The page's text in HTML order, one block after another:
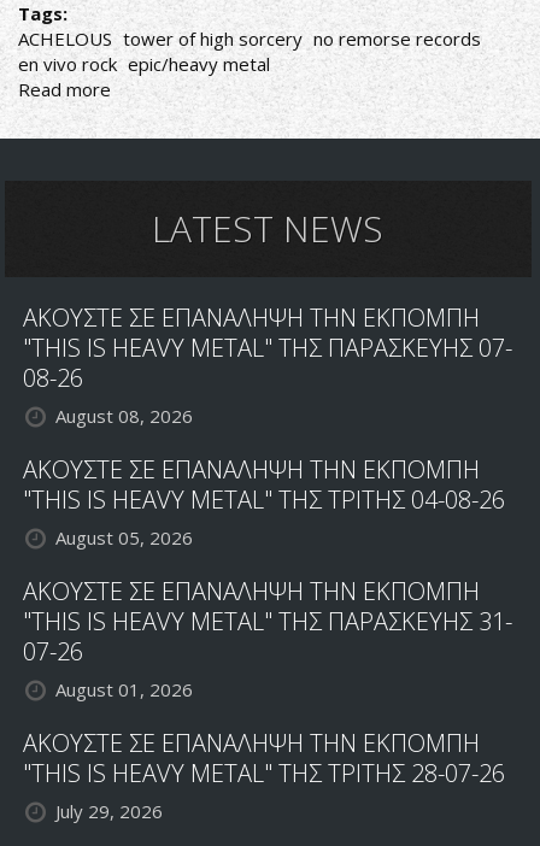
Tags:
ACHELOUS tower of high sorcery no remorse records
en vivo rock epic/heavy metal
Read more about
ACHELOUS
-
ΝΕΟΥ
ΤΟΥΣ
OF
HIGH
LATEST NEWS
ΑΚΟΥΣΤΕ ΣΕ ΕΠΑΝΑΛΗΨΗ ΤΗΝ ΕΚΠΟΜΠΗ
"THIS IS HEAVY METAL" ΤΗΣ ΠΑΡΑΣΚΕΥΗΣ 07-
08-26
August 08, 2026
ΑΚΟΥΣΤΕ ΣΕ ΕΠΑΝΑΛΗΨΗ ΤΗΝ ΕΚΠΟΜΠΗ
"THIS IS HEAVY METAL" ΤΗΣ ΤΡΙΤΗΣ 04-08-26
August 05, 2026
ΑΚΟΥΣΤΕ ΣΕ ΕΠΑΝΑΛΗΨΗ ΤΗΝ ΕΚΠΟΜΠΗ
"THIS IS HEAVY METAL" ΤΗΣ ΠΑΡΑΣΚΕΥΗΣ 31-
07-26
August 01, 2026
ΑΚΟΥΣΤΕ ΣΕ ΕΠΑΝΑΛΗΨΗ ΤΗΝ ΕΚΠΟΜΠΗ
"THIS IS HEAVY METAL" ΤΗΣ ΤΡΙΤΗΣ 28-07-26
July 29, 2026